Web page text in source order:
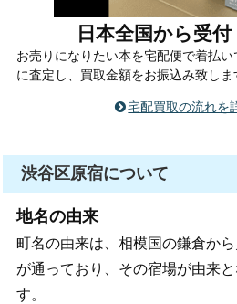
日本全国から受
お売りになりたい本を宅配便で着払
に査定し、買取金額をお振込み致しま
宅配買取の流れを
渋谷区原宿について
地名の由来
町名の由来は、相模国の鎌倉か
が通っており、その宿場が由来
す。